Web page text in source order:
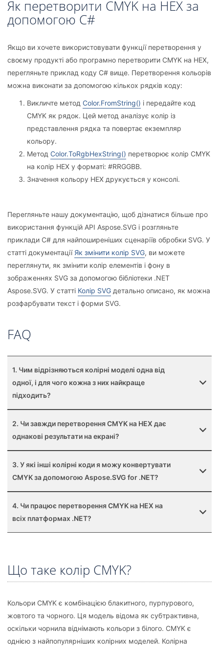
Як перетворити CMYK на HEX за
допомогою C#
Якщо ви хочете використовувати функції перетворення у
своєму продукті або програмно перетворити CMYK на HEX,
перегляньте приклад коду C# вище. Перетворення кольорів
можна виконати за допомогою кількох рядків коду:
Викличте метод Color.FromString() і передайте код
CMYK як рядок. Цей метод аналізує колір із
представлення рядка та повертає екземпляр
кольору.
Метод Color.ToRgbHexString() перетворює колір CMYK
на колір HEX у форматі: #RRGGBB.
Значення кольору HEX друкується у консолі.
Перегляньте нашу документацію, щоб дізнатися більше про
використання функцій API Aspose.SVG і розгляньте
приклади C# для найпоширеніших сценаріїв обробки SVG. У
статті документації Як змінити колір SVG, ви можете
переглянути, як змінити колір елементів і фону в
зображеннях SVG за допомогою бібліотеки .NET
Aspose.SVG. У статті Колір SVG детально описано, як можна
розфарбувати текст і форми SVG.
FAQ
1. Чим відрізняються колірні моделі одна від
одної, і для чого кожна з них найкраще
підходить?
2. Чи завжди перетворення CMYK на HEX дає
однакові результати на екрані?
3. У які інші колірні коди я можу конвертувати
CMYK за допомогою Aspose.SVG for .NET?
4. Чи працює перетворення CMYK на HEX на
всіх платформах .NET?
Що таке колір CMYK?
Кольори CMYK є комбінацією блакитного, пурпурового,
жовтого та чорного. Ця модель відома як субтрактивна,
оскільки чорнила віднімають кольори з білого. CMYK є
однією з найпопулярніших колірних моделей. Колірна